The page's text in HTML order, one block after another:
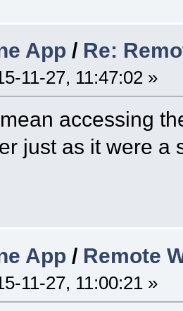
App / Re:
11-27, 11:47:02 »
accessing
just as it were a
App / Remote
11-27, 11:00:21 »